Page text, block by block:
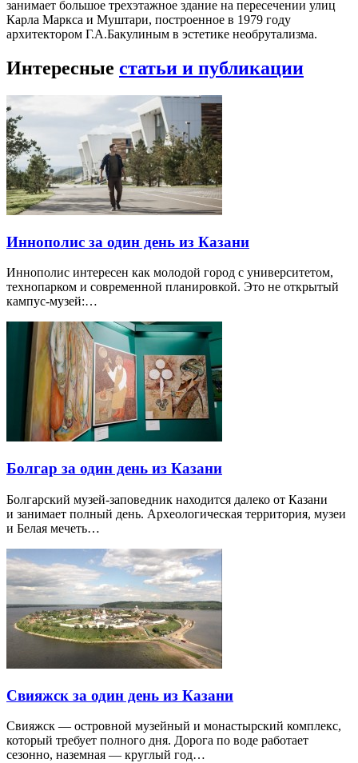
занимает большое трехэтажное здание на пересечении улиц
Карла Маркса и Муштари, построенное в 1979 году
архитектором Г.А.Бакулиным в эстетике необрутализма.
Интересные статьи и публикации
Иннополис за один день из Казани
Иннополис интересен как молодой город с университетом,
технопарком и современной планировкой. Это не открытый
кампус-музей:…
Болгар за один день из Казани
Болгарский музей-заповедник находится далеко от Казани
и занимает полный день. Археологическая территория, музеи
и Белая мечеть…
Свияжск за один день из Казани
Свияжск — островной музейный и монастырский комплекс,
который требует полного дня. Дорога по воде работает
сезонно, наземная — круглый год…